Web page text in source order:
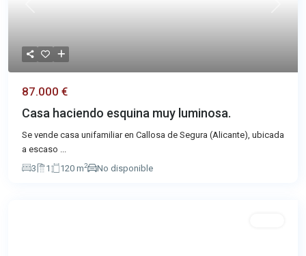
87.000 €
Casa haciendo esquina muy luminosa.
Se vende casa unifamiliar en Callosa de Segura (Alicante), ubicada
a escaso ...
3
1 120 m2 No disponible